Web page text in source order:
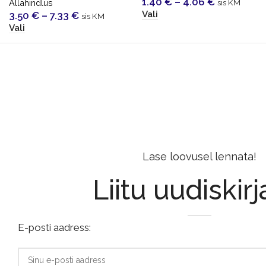
Allahindlus
3.50 € – 7.33 € sis KM
Vali
sis KM
Vali
Lase loovusel lennata!
Liitu
E-posti aadress: